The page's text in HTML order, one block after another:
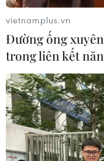
Việt Nam đang
viêm đường hô
28/01/2020 14:19
"Ngành y tế Việt
dõi điều trị và chữa
vietnamplus.vn
Đường ống
trong liên kết